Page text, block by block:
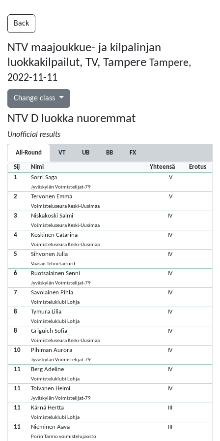
Back
NTV maajoukkue- ja kilpalinjan
luokkakilpailut, TV, Tampere Tampere,
2022-11-11
Change class
NTV D luokka nuoremmat
Unofficial results
All-Round VT UB BB FX
Sij Nimi Yhteensä
Erotus
1
Sorri Saga
Jyväskylän Voimistelijat-79
V
2 Tervonen Emma
Voimisteluseura Keski-Uusimaa
V
3 Niskakoski Saimi
Voimisteluseura Keski-Uusimaa
IV
4 Koskinen Catarina
Voimisteluseura Keski-Uusimaa
IV
5 Sihvonen Julia
Vaasan Telinetaiturit
IV
6 Ruotsalainen Senni
Jyväskylän Voimistelijat-79
IV
7 Savolainen Pihla
Voimisteluklubi Lohja
IV
8 Tymura Lilia
Voimisteluklubi Lohja
IV
8 Griguich Sofia
Voimisteluseura Keski-Uusimaa
IV
10 Pihlman Aurora
Jyväskylän Voimistelijat-79
IV
11 Berg Adeline
Voimisteluklubi Lohja
IV
11 Toivanen Helmi
Jyväskylän Voimistelijat-79
IV
11 Kärnä Hertta
Voimisteluklubi Lohja
III
11 Nieminen Aava
Porin Tarmo voimistelujaosto
III